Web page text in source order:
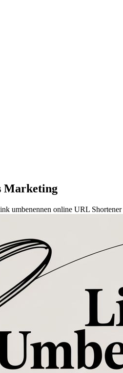
Marketing
umbenennen online URL Shortener